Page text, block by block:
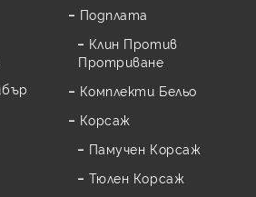
Подплата
Клин Против
Протриване
Комплекти Бельо
Корсаж
Памучен Корсаж
Тюлен Корсаж